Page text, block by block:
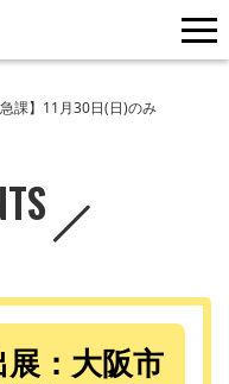
課】11月30日(日)のみ
：大阪市